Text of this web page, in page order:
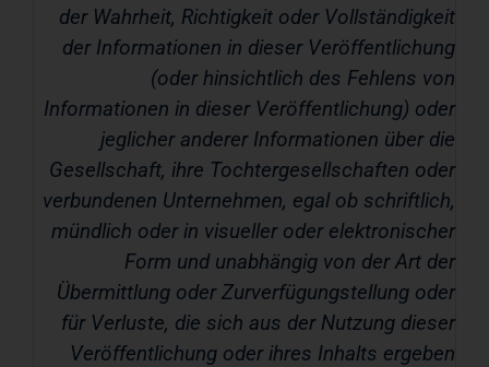
der Wahrheit, Richtigkeit oder Vollständigkeit
der Informationen in dieser Veröffentlichung
(oder hinsichtlich des Fehlens von
Informationen in dieser Veröffentlichung) oder
jeglicher anderer Informationen über die
Gesellschaft, ihre Tochtergesellschaften oder
verbundenen Unternehmen, egal ob schriftlich,
mündlich oder in visueller oder elektronischer
Form und unabhängig von der Art der
Übermittlung oder Zurverfügungstellung oder
für Verluste, die sich aus der Nutzung dieser
Veröffentlichung oder ihres Inhalts ergeben